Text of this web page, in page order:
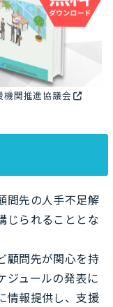
関推進協議会
問先の人手不足解
じられることとな
顧問先が関心を持
ジュールの発表に
情報提供し、支援